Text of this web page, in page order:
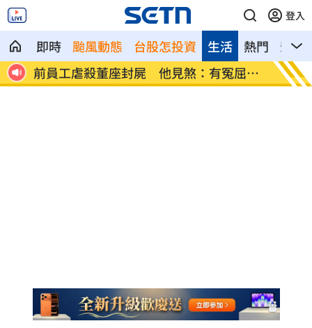
登入
即時 颱風動態 台股怎投資 熱門 影音
生活
在
瓊斯盃領隊出爐 陳立宗與張維正挺台灣
隊
白推